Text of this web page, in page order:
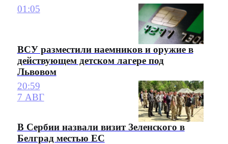
01:05
ВСУ разместили наемников и оружие в
действующем детском лагере под
Львовом
20:59
7 АВГ
В Сербии назвали визит Зеленского в
Белград местью ЕС